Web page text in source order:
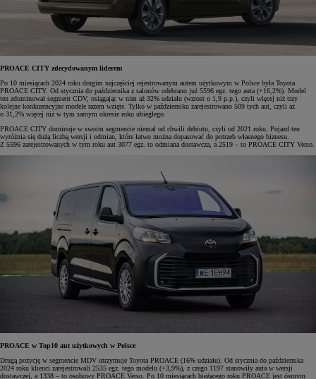
PROACE CITY zdecydowanym liderem
Po 10 miesiącach 2024 roku drugim najczęściej rejestrowanym autem użytkowym w Polsce była Toyota
PROACE CITY. Od stycznia do października z salonów odebrano już 5596 egz. tego auta (+16,2%). Model
ten zdominował segment CDV, osiągając w nim aż 32% udziału (wzrost o 1,9 p.p.), czyli więcej niż trzy
kolejne konkurencyjne modele razem wzięte. Tylko w październiku zarejestrowano 509 tych aut, czyli aż
o 31,2% więcej niż w tym samym okresie roku ubiegłego.
PROACE CITY dominuje w swoim segmencie niemal od chwili debiutu, czyli od 2021 roku. Pojazd ten
wyróżnia się dużą liczbą wersji i odmian, które łatwo można dopasować do potrzeb własnego biznesu.
Z 5596 zarejestrowanych w tym roku aut 3077 egz. to odmiana dostawcza, a 2519 – to PROACE CITY Verso.
PROACE w Top10 aut użytkowych w Polsce
Drugą pozycję w segmencie MDV utrzymuje Toyota PROACE (16% udziału). Od stycznia do października
2024 roku klienci zarejestrowali 2535 egz. tego modelu (+3,9%), z czego 1197 stanowiły auta w wersji
dostawczej, a 1338 – to osobowy PROACE Verso. Po 10 miesiącach bieżącego roku PROACE jest ósmym